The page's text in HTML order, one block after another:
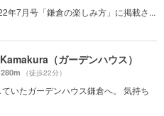
年7月号「鎌倉の楽しみ方」に掲載さ...
（ガーデンハウス）
（徒歩22分）
いたガーデンハウス鎌倉へ。 気持ち